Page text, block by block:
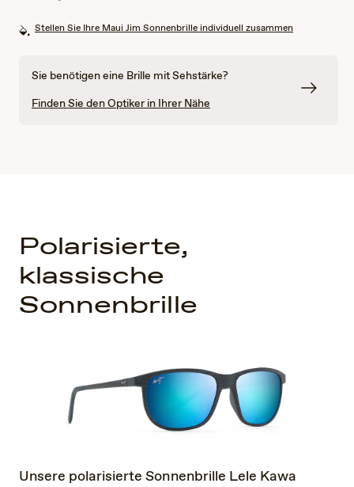
Stellen Sie Ihre Maui Jim Sonnenbrille individuell zusammen
Sie benötigen eine Brille mit Sehstärke?
Finden Sie den Optiker in Ihrer Nähe
Polarisierte,
klassische
Sonnenbrille
Unsere polarisierte Sonnenbrille Lele Kawa